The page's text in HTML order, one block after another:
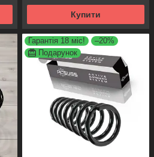
Купити
Гарантія 18 міс!
–20%
Подарунок